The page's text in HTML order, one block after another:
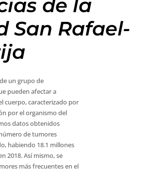
de la
San Rafael-
un grupo de
pueden afectar a
cuerpo, caracterizado por
por el organismo del
datos obtenidos
de tumores
habiendo 18.1 millones
2018. Así mismo, se
más frecuentes en el